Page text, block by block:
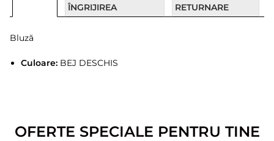
ÎNGRIJIREA
RETURNARE
Bluză
Culoare:BEJ DESCHIS
OFERTE SPECIALE PENTRU TINE